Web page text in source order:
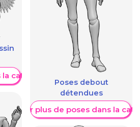
catégorie
Poses debout
détendues
Afficher plus de poses dans la